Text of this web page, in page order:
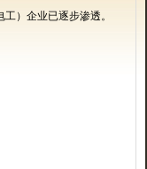
）企业已逐步渗透。